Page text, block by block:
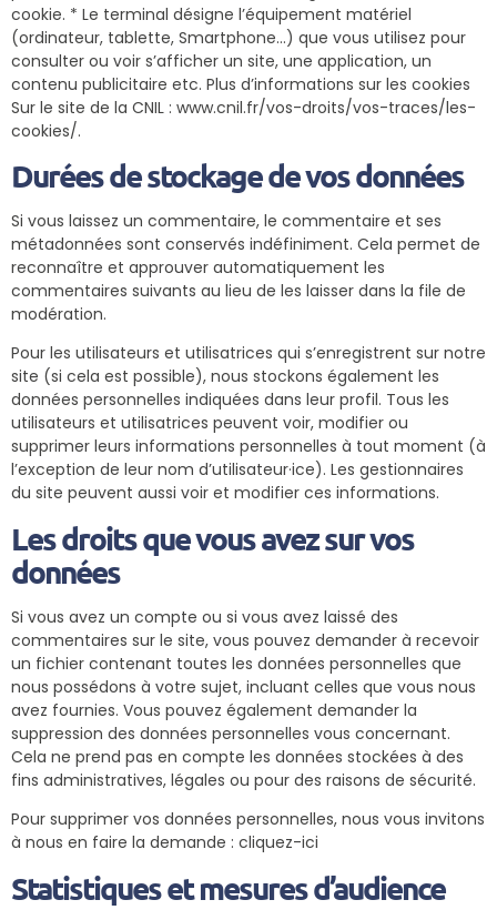
cookie. * Le terminal désigne l’équipement matériel
(ordinateur, tablette, Smartphone…) que vous utilisez pour
consulter ou voir s’afficher un site, une application, un
contenu publicitaire etc. Plus d’informations sur les cookies
Sur le site de la CNIL : www.cnil.fr/vos-droits/vos-traces/les-
cookies/.
Durées de stockage de vos données
Si vous laissez un commentaire, le commentaire et ses
métadonnées sont conservés indéfiniment. Cela permet de
reconnaître et approuver automatiquement les
commentaires suivants au lieu de les laisser dans la file de
modération.
Pour les utilisateurs et utilisatrices qui s’enregistrent sur notre
site (si cela est possible), nous stockons également les
données personnelles indiquées dans leur profil. Tous les
utilisateurs et utilisatrices peuvent voir, modifier ou
supprimer leurs informations personnelles à tout moment (à
l’exception de leur nom d’utilisateur·ice). Les gestionnaires
du site peuvent aussi voir et modifier ces informations.
Les droits que vous avez sur vos
données
Si vous avez un compte ou si vous avez laissé des
commentaires sur le site, vous pouvez demander à recevoir
un fichier contenant toutes les données personnelles que
nous possédons à votre sujet, incluant celles que vous nous
avez fournies. Vous pouvez également demander la
suppression des données personnelles vous concernant.
Cela ne prend pas en compte les données stockées à des
fins administratives, légales ou pour des raisons de sécurité.
Pour supprimer vos données personnelles, nous vous invitons
à nous en faire la demande : cliquez-ici
Statistiques et mesures d’audience